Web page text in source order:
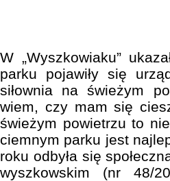
W „Wyszkowiaku”
parku pojawiły się
siłownia na świeżym
wiem, czy mam się
świeżym powietrzu to
ciemnym parku jest
roku odbyła się
wyszkowskim (nr 48/